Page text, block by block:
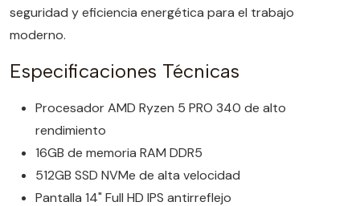
seguridad y eficiencia energética para el trabajo
moderno.
Especificaciones Técnicas
Procesador AMD Ryzen 5 PRO 340 de alto
rendimiento
16GB de memoria RAM DDR5
512GB SSD NVMe de alta velocidad
Pantalla 14" Full HD IPS antirreflejo